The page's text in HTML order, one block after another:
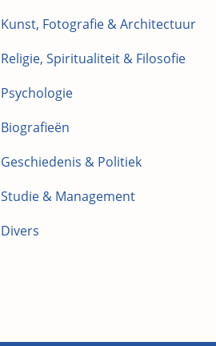
Kunst, Fotografie & Architectuur
Religie, Spiritualiteit & Filosofie
Psychologie
Biografieën
Geschiedenis & Politiek
Studie & Management
Divers